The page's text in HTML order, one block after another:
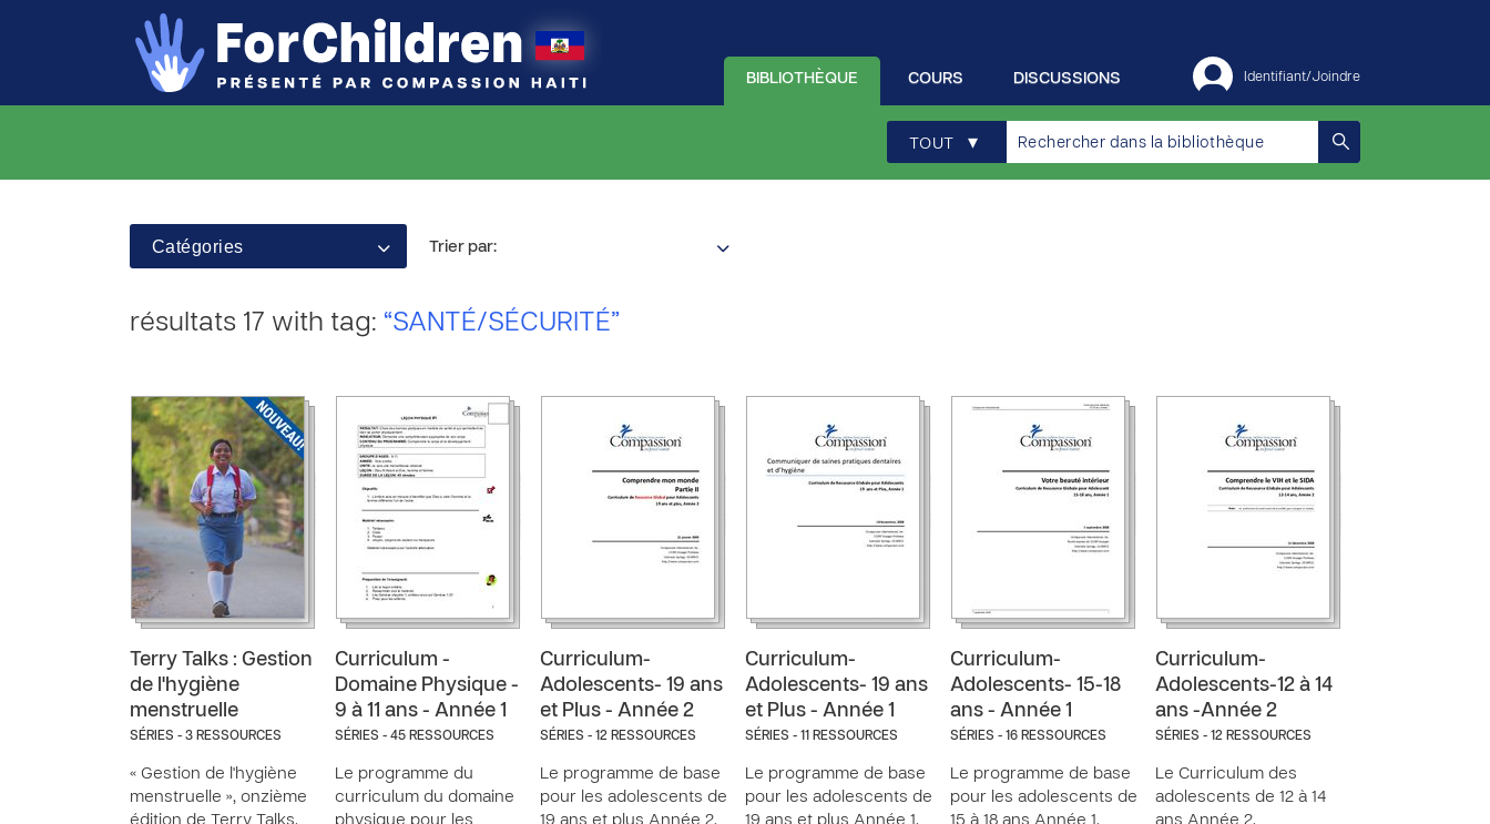
Identifiant/Joindre
DISCUSSIONS
COURS
BIBLIOTHÈQUE
TOUT ▾
Catégories Trier par:
résultats 17 with tag: “SANTÉ/SÉCURITÉ”
Terry Talks : Gestion
de l'hygiène
menstruelle
SÉRIES - 3 RESSOURCES
« Gestion de l'hygiène
menstruelle », onzième
édition de Terry Talks,
Curriculum -
Domaine Physique -
9 à 11 ans - Année 1
SÉRIES - 45 RESSOURCES
Le programme du
curriculum du domaine
physique pour les
Curriculum-
Adolescents- 19 ans
et Plus - Année 2
SÉRIES - 12 RESSOURCES
Le programme de base
pour les adolescents de
19 ans et plus Année 2,
Curriculum-
Adolescents- 19 ans
et Plus - Année 1
SÉRIES - 11 RESSOURCES
Le programme de base
pour les adolescents de
19 ans et plus Année 1,
Curriculum-
Adolescents- 15-18
ans - Année 1
SÉRIES - 16 RESSOURCES
Le programme de base
pour les adolescents de
15 à 18 ans Année 1,
Curriculum-
Adolescents-12 à 14
ans -Année 2
SÉRIES - 12 RESSOURCES
Le Curriculum des
adolescents de 12 à 14
ans Année 2,